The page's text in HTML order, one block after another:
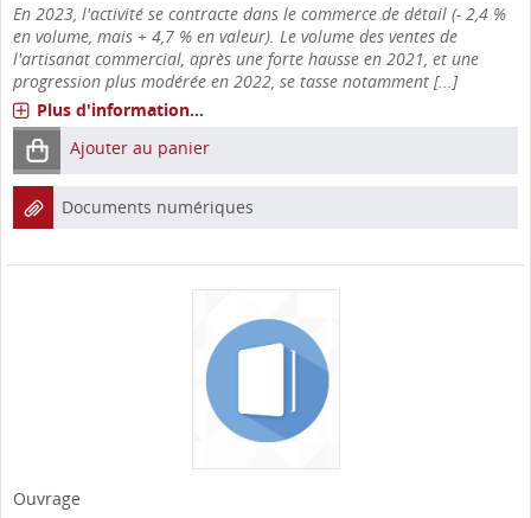
En 2023, l'activité se contracte dans le commerce de détail (- 2,4 %
en volume, mais + 4,7 % en valeur). Le volume des ventes de
l'artisanat commercial, après une forte hausse en 2021, et une
progression plus modérée en 2022, se tasse notamment [...]
Plus d'information...
Ajouter au panier
Documents numériques
Ouvrage